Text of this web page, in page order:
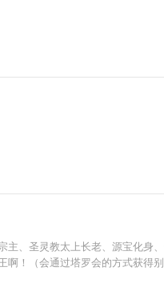
、圣灵教太上长老、源宝化身
！（会通过塔罗会的方式获得